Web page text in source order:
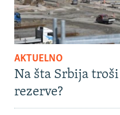
AKTUELNO
Na šta Srbija
rezerve?